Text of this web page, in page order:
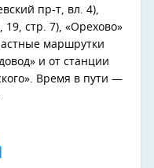
пр-т, вл. 4),
стр. 7), «Орехово»
маршрутки
и от станции
Время в пути —